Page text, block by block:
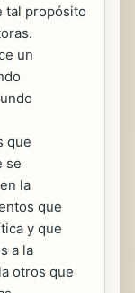
tal propósito
un
que
se
la
que
y que
a la
otros que